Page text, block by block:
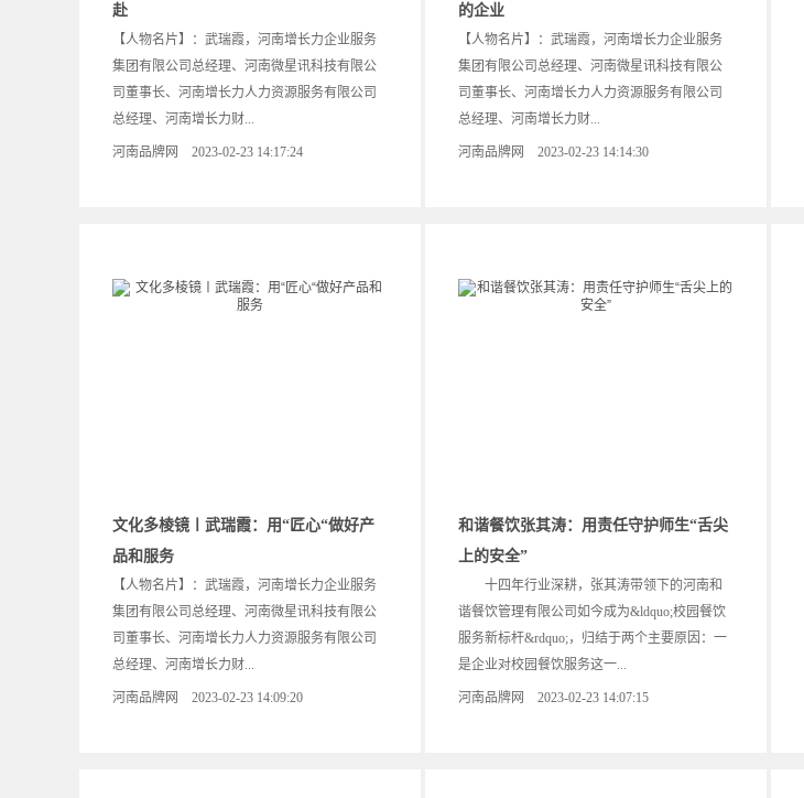
赴
【人物名片】：武瑞霞，河南增长力企业服务
集团有限公司总经理、河南微星讯科技有限公
司董事长、河南增长力人力资源服务有限公司
总经理、河南增长力财...
河南品牌网 2023-02-23 14:17:24
的企业
【人物名片】：武瑞霞，河南增长力企业服务
集团有限公司总经理、河南微星讯科技有限公
司董事长、河南增长力人力资源服务有限公司
总经理、河南增长力财...
河南品牌网 2023-02-23 14:14:30
文化多棱镜〡武瑞霞：用“匠心“做好产
品和服务
【人物名片】：武瑞霞，河南增长力企业服务
集团有限公司总经理、河南微星讯科技有限公
司董事长、河南增长力人力资源服务有限公司
总经理、河南增长力财...
河南品牌网 2023-02-23 14:09:20
和谐餐饮张其涛：用责任守护师生“舌尖
上的安全”
十四年行业深耕，张其涛带领下的河南和
谐餐饮管理有限公司如今成为&ldquo;校园餐饮
服务新标杆&rdquo;，归结于两个主要原因：一
是企业对校园餐饮服务这一...
河南品牌网 2023-02-23 14:07:15